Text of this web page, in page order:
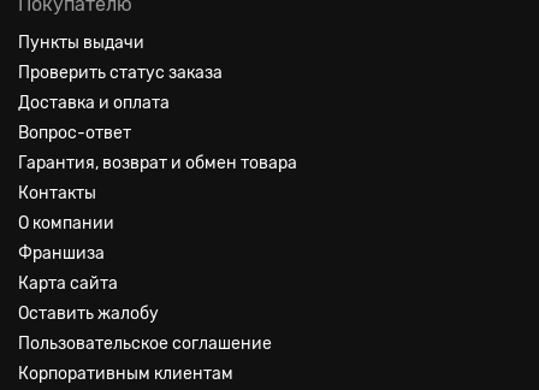
Пункты выдачи
Проверить статус заказа
Доставка и оплата
Вопрос-ответ
Гарантия, возврат и обмен товара
Контакты
О компании
Франшиза
Карта сайта
Оставить жалобу
Пользовательское соглашение
Корпоративным клиентам